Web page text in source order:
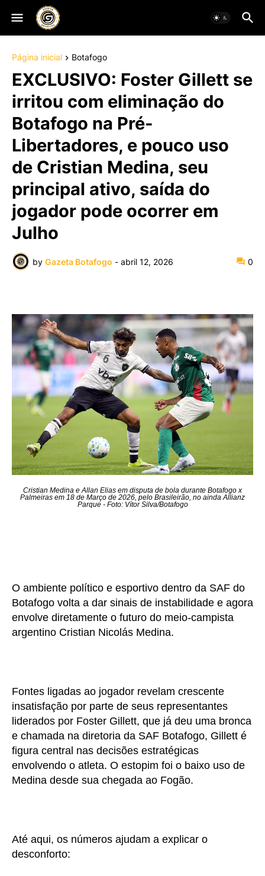
Página inicial Botafogo
EXCLUSIVO: Foster Gillett se
irritou com eliminação do
Botafogo na Pré-
Libertadores, e pouco uso
de Cristian Medina, seu
principal ativo, saída do
jogador pode ocorrer em
Julho
by Gazeta Botafogo - abril 12, 2026 0
Cristian Medina e Allan Elias em disputa de bola durante Botafogo x
Palmeiras em 18 de Março de 2026, pelo Brasileirão, no ainda Allianz
Parque - Foto: Vítor Silva/Botafogo
O ambiente político e esportivo dentro da SAF do
Botafogo volta a dar sinais de instabilidade e agora
envolve diretamente o futuro do meio-campista
argentino Cristian Nicolás Medina.
Fontes ligadas ao jogador revelam crescente
insatisfação por parte de seus representantes
liderados por Foster Gillett, que já deu uma bronca
e chamada na diretoria da SAF Botafogo, Gillett é
figura central nas decisões estratégicas
envolvendo o atleta. O estopim foi o baixo uso de
Medina desde sua chegada ao Fogão.
Até aqui, os números ajudam a explicar o
desconforto: